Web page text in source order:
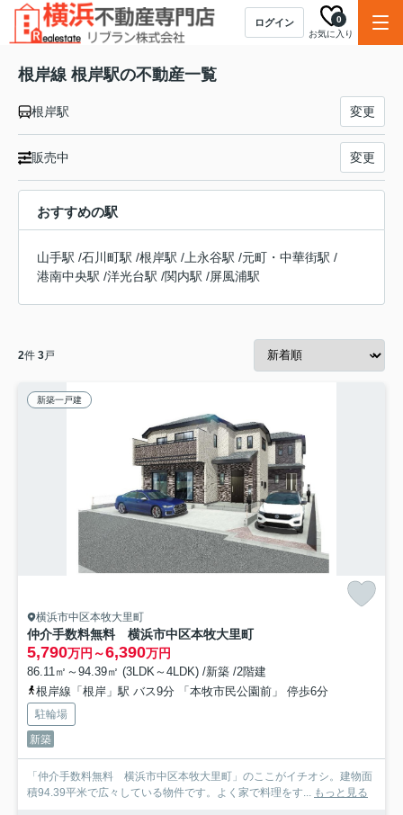
ログイン
お気に入り
0
根岸線 根岸駅の不動産一覧
根岸駅 変更
販売中 変更
おすすめの駅
山手駅 /石川町駅 /根岸駅 / 上永谷駅 /元町・中華街駅 /
港南中央駅 /洋光台駅 /関内駅 /屏風浦駅
2件 3戸
新築一戸建
横浜市中区本牧大里町
仲介手数料無料 横浜市中区本牧大里町
5,790万円～6,390万円
86.11㎡～94.39㎡ (3LDK～4LDK) /新築 /2階建
根岸線「根岸」駅 バス9分 「本牧市民公園前」 停歩6分
駐輪場
新築
「仲介手数料無料 横浜市中区本牧大里町」のここがイチオシ。建物面
積94.39平米で広々している物件です。よく家で料理をす... もっと見る